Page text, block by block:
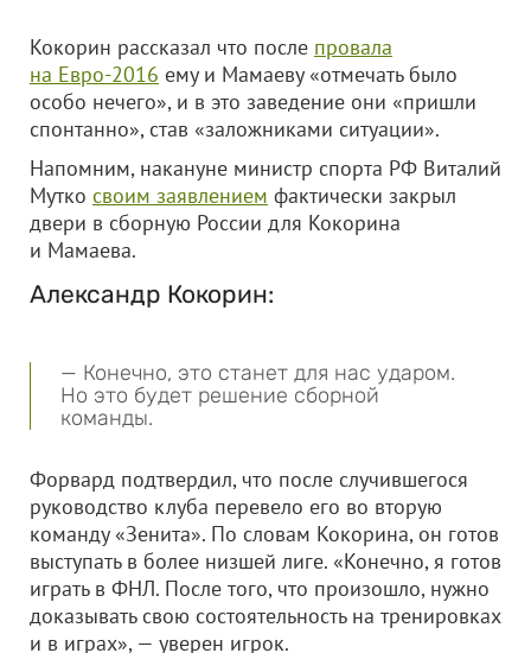
Кокорин рассказал что после провала
на Евро-2016 ему и Мамаеву «отмечать было
особо нечего», и в это заведение они «пришли
спонтанно», став «заложниками ситуации».
Напомним, накануне министр спорта РФ Виталий
Мутко своим заявлением фактически закрыл
двери в сборную России для Кокорина
и Мамаева.
Александр Кокорин:
— Конечно, это станет для нас ударом.
Но это будет решение сборной
команды.
Форвард подтвердил, что после случившегося
руководство клуба перевело его во вторую
команду «Зенита». По словам Кокорина, он готов
выступать в более низшей лиге. «Конечно, я готов
играть в ФНЛ. После того, что произошло, нужно
доказывать свою состоятельность на тренировках
и в играх», — уверен игрок.